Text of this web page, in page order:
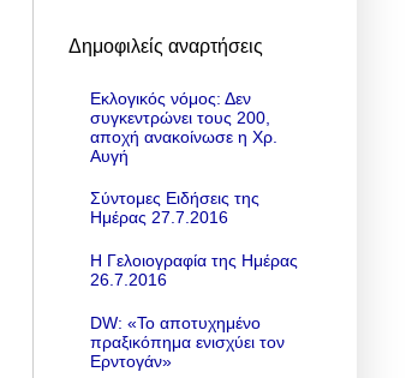
Δημοφιλείς αναρτήσεις
Εκλογικός νόμος: Δεν
συγκεντρώνει τους 200,
αποχή ανακοίνωσε η Χρ.
Αυγή
Σύντομες Ειδήσεις της
Ημέρας 27.7.2016
Η Γελοιογραφία της Ημέρας
26.7.2016
DW: «To αποτυχημένο
πραξικόπημα ενισχύει τον
Ερντογάν»